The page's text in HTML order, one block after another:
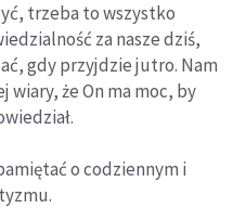
trzeba to wszystko
za nasze dziś,
gdy przyjdzie jutro. Nam
że On ma moc, by
o codziennym i